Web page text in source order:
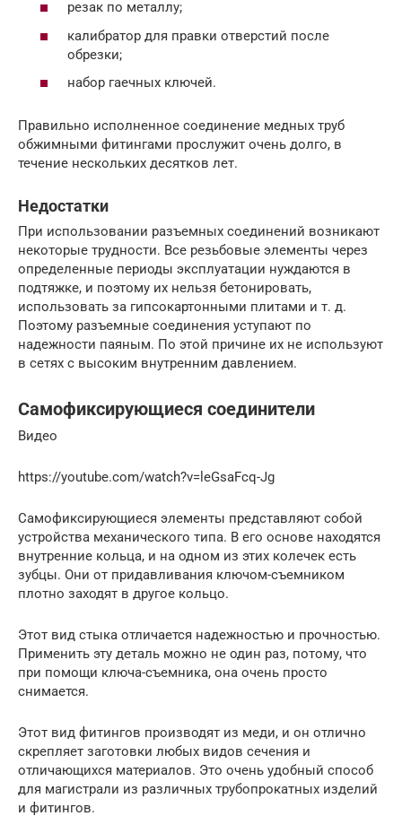
резак по металлу;
калибратор для правки отверстий после
обрезки;
набор гаечных ключей.
Правильно исполненное соединение медных труб
обжимными фитингами прослужит очень долго, в
течение нескольких десятков лет.
Недостатки
При использовании разъемных соединений возникают
некоторые трудности. Все резьбовые элементы через
определенные периоды эксплуатации нуждаются в
подтяжке, и поэтому их нельзя бетонировать,
использовать за гипсокартонными плитами и т. д.
Поэтому разъемные соединения уступают по
надежности паяным. По этой причине их не используют
в сетях с высоким внутренним давлением.
Самофиксирующиеся соединители
Видео
https://youtube.com/watch?v=leGsaFcq-Jg
Самофиксирующиеся элементы представляют собой
устройства механического типа. В его основе находятся
внутренние кольца, и на одном из этих колечек есть
зубцы. Они от придавливания ключом-съемником
плотно заходят в другое кольцо.
Этот вид стыка отличается надежностью и прочностью.
Применить эту деталь можно не один раз, потому, что
при помощи ключа-съемника, она очень просто
снимается.
Этот вид фитингов производят из меди, и он отлично
скрепляет заготовки любых видов сечения и
отличающихся материалов. Это очень удобный способ
для магистрали из различных трубопрокатных изделий
и фитингов.